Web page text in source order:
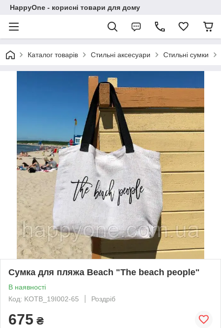
HappyOne - корисні товари для дому
Каталог товарів Стильні аксесуари Стильні сумки
Сумка для пляжа Beach "The beach people"
В наявності
Код: KOTB_19I002-65
Роздріб
675 ₴